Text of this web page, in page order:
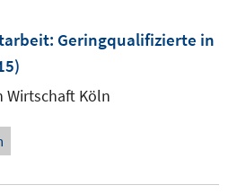
Geringqualifizierte in
Köln